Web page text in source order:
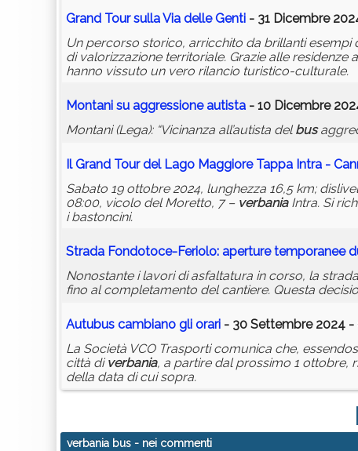
Grand Tour sulla Via delle Genti - 31 Dicembre
Un percorso storico, arricchito da brillanti
di valorizzazione territoriale. Grazie alle
hanno vissuto un vero rilancio turistico-culturale.
Montani su aggressione autista - 10 Dicembre
Montani (Lega): “Vicinanza all’autista delbus
Il Grand Tour del Lago Maggiore Tappa Intra -
Sabato 19 ottobre 2024, lunghezza 16,5 km;
08:00, vicolo del Moretto, 7 – verbaniaIntra. Si
i bastoncini.
Strada Fondotoce-Feriolo: aperture temporanee
Nonostante i lavori di asfaltatura in corso, la
fino al completamento del cantiere. Questa
Autubus cambiano gli orari - 30 Settembre 2024 -
La Società VCO Trasporti comunica che,
città di verbania, a partire dal prossimo 1 ottobre,
della data di cui sopra.
verbania bus - nei commenti